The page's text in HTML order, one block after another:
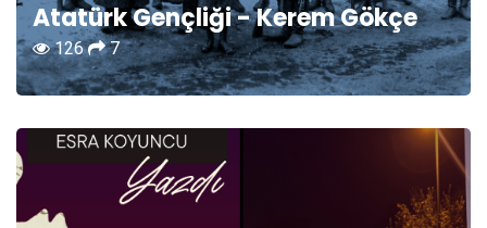
İLETİŞİM
Atatürk Gençliği - Kerem Gökçe
126 7